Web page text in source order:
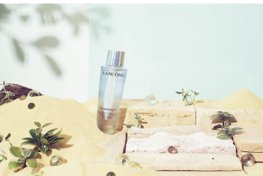
2026年4月号「未来をつくる、学びの教科書。」
2026年3月号「スイーツ予想図 2026」
2026年2月号「良運を掴む 新・開運術。」
2026年1月号「猫がいれば、幸せ」
2025年12月号「お酒の新常識。」